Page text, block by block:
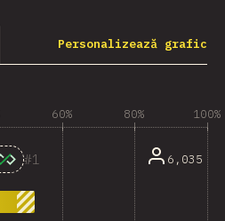
Personalizează grafic
60% 80% 100%
1 6,035